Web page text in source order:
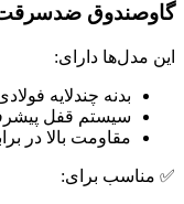
گاوصندوق
این مدل‌ها دارای:
بدنه چندلایه
سیستم قفل
مقاومت بالا در
✅ مناسب برای: